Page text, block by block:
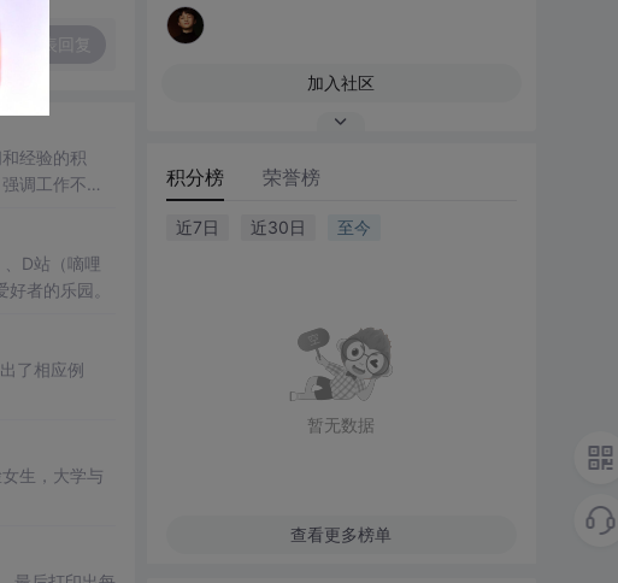
经验的积
调工作不仅
D站（嘀哩
者的乐园。
了相应例
女生，大学与
加入社区
积分榜 荣誉榜
近7日 近30日 至今
暂无数据
查看更多榜单